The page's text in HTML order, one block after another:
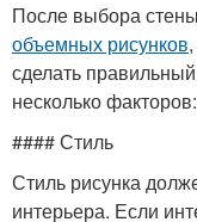
После выбора
объемных рисунков
сделать
несколько факторов:
#### Стиль
Стиль рисунка
интерьера. Если